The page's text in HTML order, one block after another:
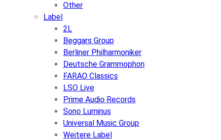
Other
Label
2L
Beggars Group
Berliner Philharmoniker
Deutsche Grammophon
FARAO Classics
LSO Live
Prime Audio Records
Sono Luminus
Universal Music Group
Weitere Label